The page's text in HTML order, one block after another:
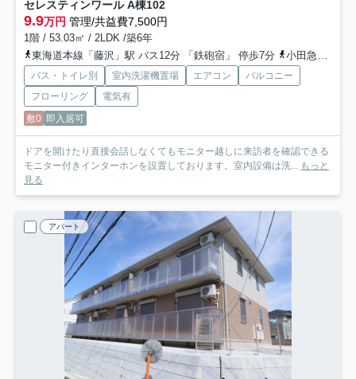
セレスティンワール A棟102
9.9万円 管理/共益費7,500円
1階 / 53.03㎡ / 2LDK /築6年
東海道本線「藤沢」駅 バス12分 「鉄砲宿」 停歩7分
小田急江ノ島線「藤沢本町」駅 バス9分 神奈川中央交通「鉄砲宿」 停歩8分
バス・トイレ別 室内洗濯機置場 エアコン
バルコニー
フローリング
電気有
敷0 即入居可
ドアを開けたり直接会話しなくてもモニター越しに来訪者を確認できる
モニター付きインターホンを設置しております。室内設備は洗... もっと
見る
アパート